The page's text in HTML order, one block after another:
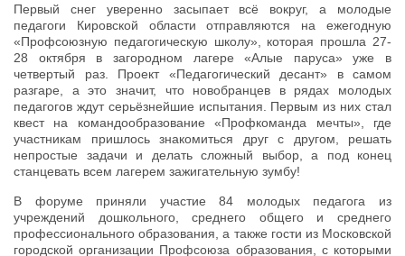
Первый снег уверенно засыпает всё вокруг, а молодые
педагоги Кировской области отправляются на ежегодную
«Профсоюзную педагогическую школу», которая прошла 27-
28 октября в загородном лагере «Алые паруса» уже в
четвертый раз. Проект «Педагогический десант» в самом
разгаре, а это значит, что новобранцев в рядах молодых
педагогов ждут серьёзнейшие испытания. Первым из них стал
квест на командообразование «Профкоманда мечты», где
участникам пришлось знакомиться друг с другом, решать
непростые задачи и делать сложный выбор, а под конец
станцевать всем лагерем зажигательную зумбу!
В форуме приняли участие 84 молодых педагога из
учреждений дошкольного, среднего общего и среднего
профессионального образования, а также гости из Московской
городской организации Профсоюза образования, с которыми